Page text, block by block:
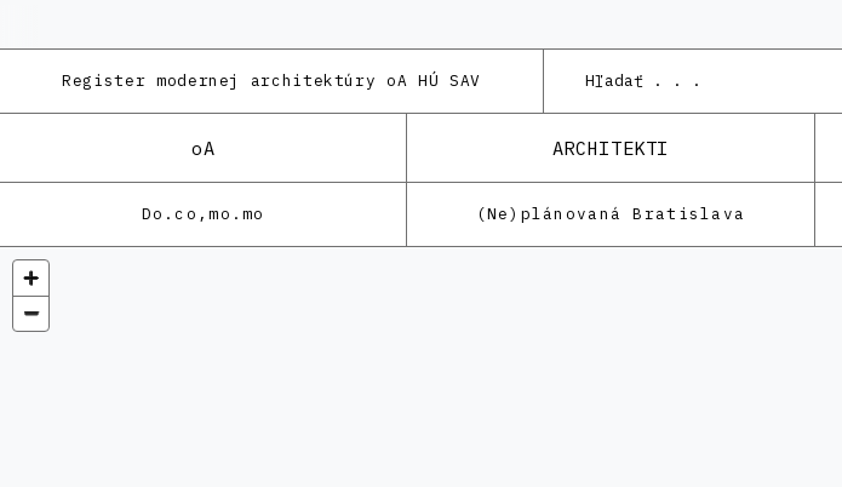
Register modernej architektúry oA HÚ SAV
oA ARCHITEKTI
Do.co,mo.mo (Ne)plánovaná Bratislava